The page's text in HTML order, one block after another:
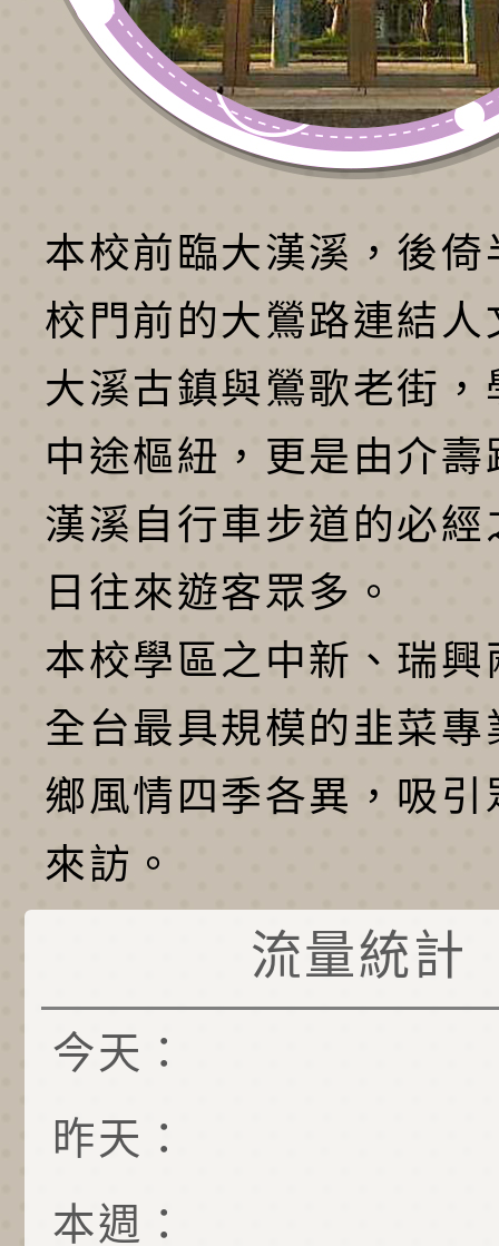
本校前臨大漢溪，後倚
校門前的大鶯路連結人
大溪古鎮與鶯歌老街，
中途樞紐，更是由介壽
漢溪自行車步道的必經
日往來遊客眾多。
本校學區之中新、瑞興
全台最具規模的韭菜專
鄉風情四季各異，吸引
來訪。
流量統計
今天：
昨天：
本週：